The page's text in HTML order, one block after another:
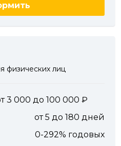
физических лиц
3 000 до 100 000
от 5 до 180 дней
0-292% годовых